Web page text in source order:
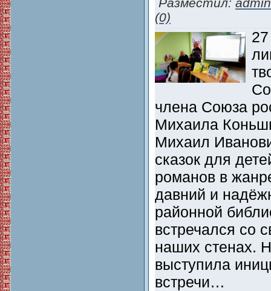
(0)
члена Союза
Михаила
Михаил
сказок для
романов в
давний и
районной
встречался со
наших стенах.
выступила
встречи…